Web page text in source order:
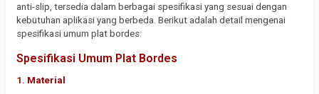
anti-slip, tersedia dalam berbagai spesifikasi yang sesuai dengan
kebutuhan aplikasi yang berbeda. Berikut adalah detail mengenai
spesifikasi umum plat bordes:
Spesifikasi Umum Plat Bordes
1. Material